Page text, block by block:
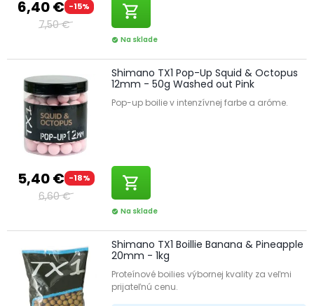
6,40 € -15%
7,50 €
shopping_cart
check_circle Na sklade
5,40 € -18%
6,60 €
Shimano TX1 Pop-Up Squid & Octopus
12mm - 50g Washed out Pink
Pop-up boilie v intenzívnej farbe a aróme.
shopping_cart
check_circle Na sklade
Shimano TX1 Boillie Banana & Pineapple
20mm - 1kg
Proteínové boilies výbornej kvality za veľmi
prijateľnú cenu.